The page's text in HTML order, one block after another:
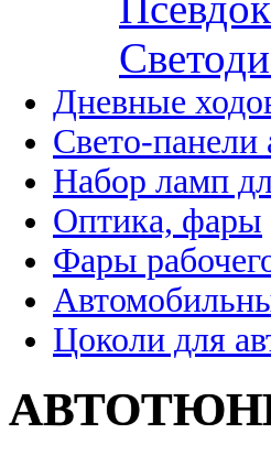
Дневные
Свето-панели
Набор ламп
Оптика, фары
Фары
Цоколи для